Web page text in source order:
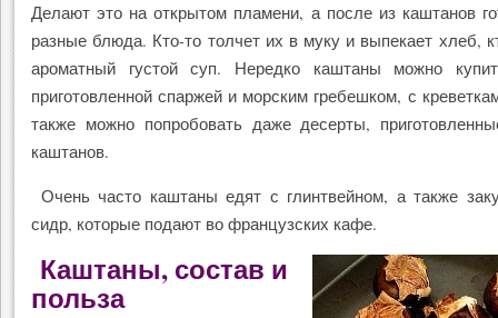
Делают это на открытом пламени, а после из каштанов
разные блюда. Кто-то толчет их в муку и выпекает хлеб,
ароматный густой суп. Нередко каштаны можно
приготовленной спаржей и морским гребешком, с
также можно попробовать даже десерты,
каштанов.
Очень часто каштаны едят с глинтвейном, а также
сидр, которые подают во французских кафе.
Каштаны, состав и
польза